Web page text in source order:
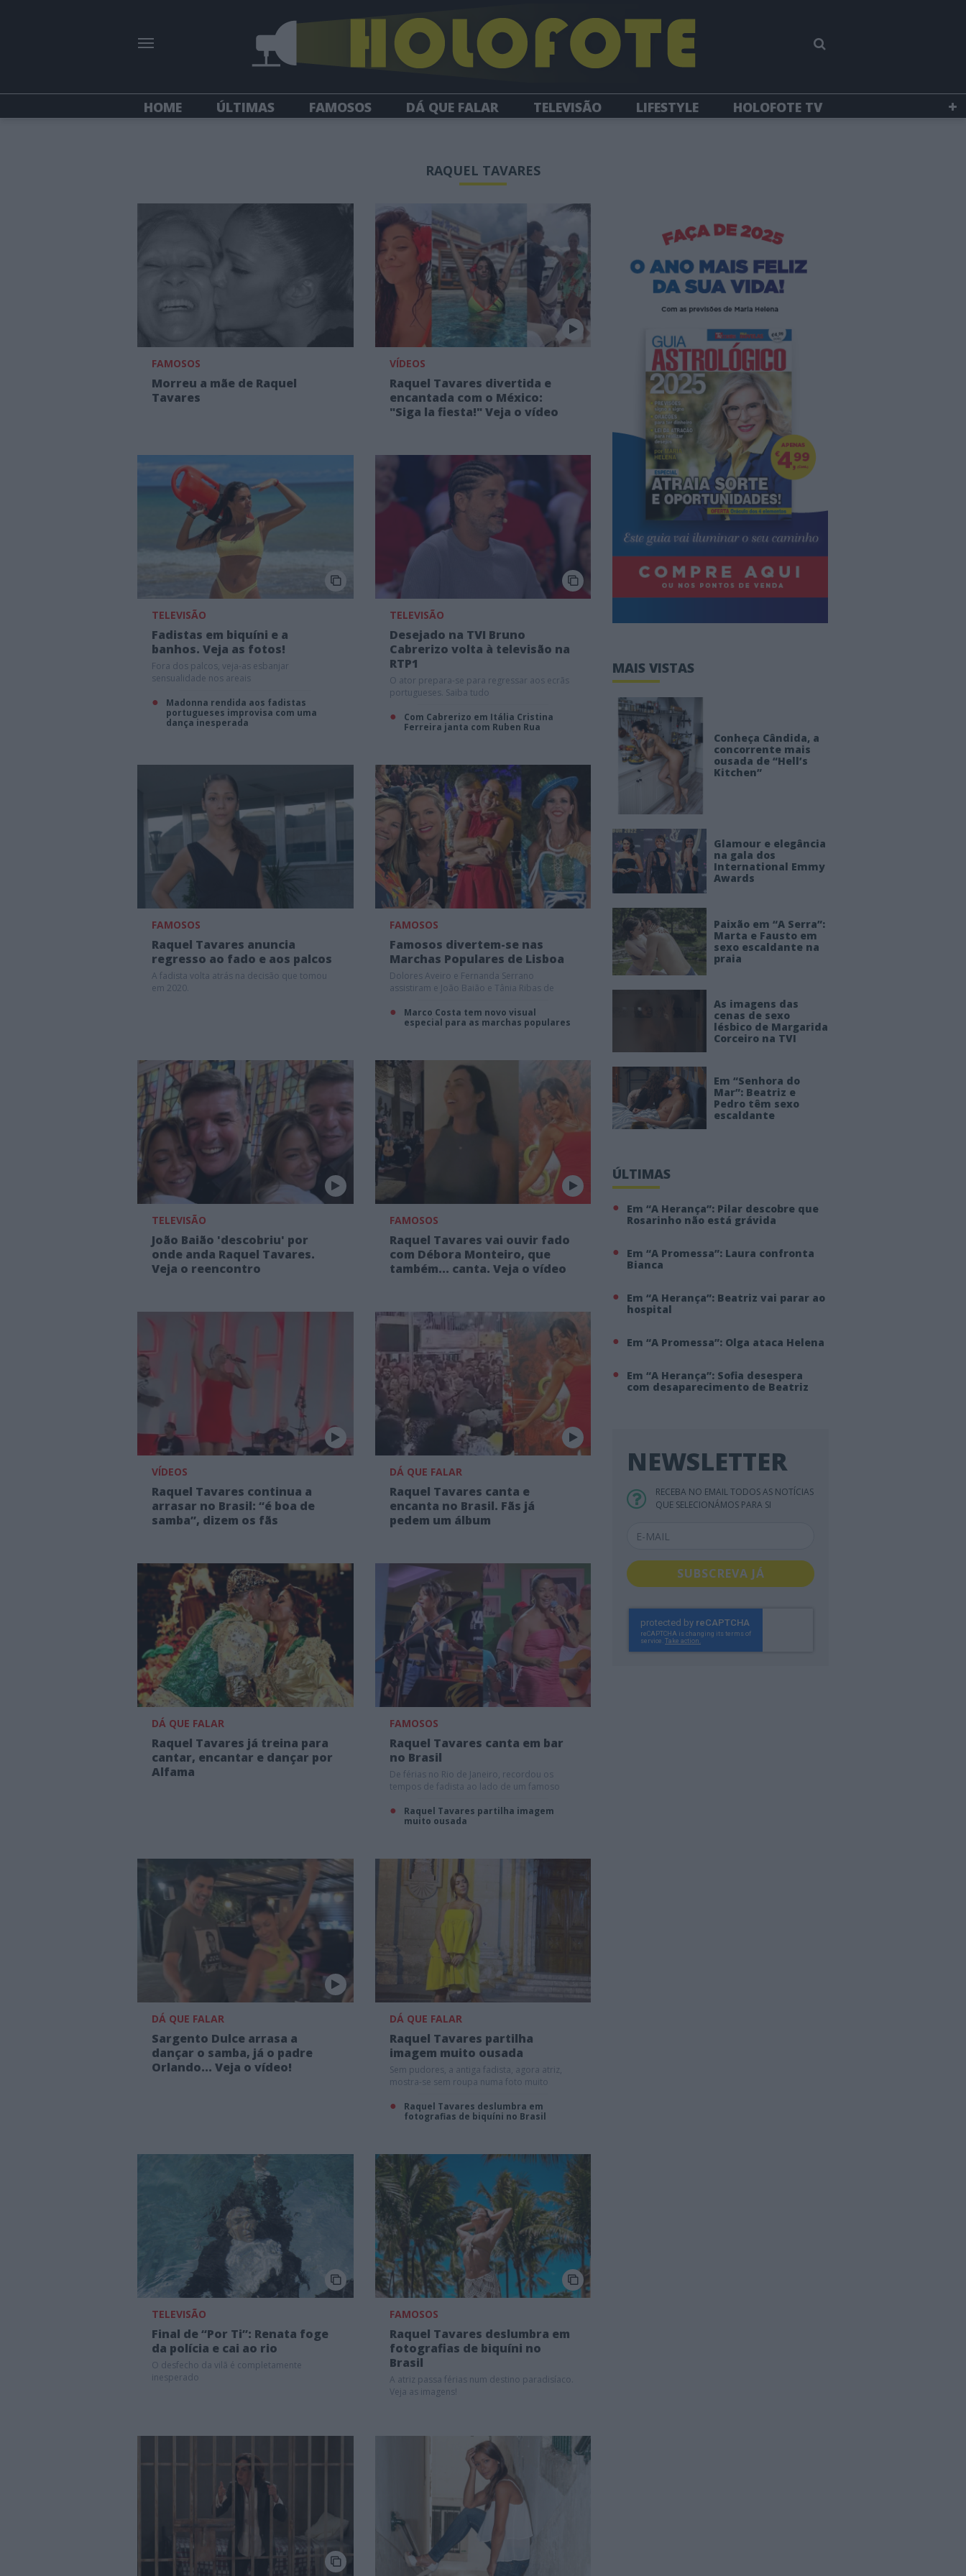
HOME ÚLTIMAS FAMOSOS DÁ QUE FALAR TELEVISÃO LIFESTYLE
HOLOFOTE TV
RAQUEL TAVARES
FAMOSOS
Morreu a mãe de Raquel
Tavares
VÍDEOS
Raquel Tavares divertida e
encantada com o México:
"Siga la fiesta!" Veja o vídeo
TELEVISÃO
Fadistas em biquíni e a
banhos. Veja as fotos!
Fora dos palcos, veja-as esbanjar
sensualidade nos areais
Madonna rendida aos fadistas
portugueses improvisa com uma
dança inesperada
TELEVISÃO
Desejado na TVI Bruno
Cabrerizo volta à televisão na
RTP1
O ator prepara-se para regressar aos ecrãs
portugueses. Saiba tudo
Com Cabrerizo em Itália Cristina
Ferreira janta com Ruben Rua
FAMOSOS
Raquel Tavares anuncia
regresso ao fado e aos palcos
A fadista volta atrás na decisão que tomou
em 2020.
FAMOSOS
Famosos divertem-se nas
Marchas Populares de Lisboa
Dolores Aveiro e Fernanda Serrano
assistiram e João Baião e Tânia Ribas de
famosos!
Marco Costa tem novo visual
especial para as marchas populares
TELEVISÃO
João Baião 'descobriu' por
onde anda Raquel Tavares.
Veja o reencontro
FAMOSOS
Raquel Tavares vai ouvir fado
com Débora Monteiro, que
também... canta. Veja o vídeo
VÍDEOS
Raquel Tavares continua a
arrasar no Brasil: “é boa de
samba”, dizem os fãs
DÁ QUE FALAR
Raquel Tavares canta e
encanta no Brasil. Fãs já
pedem um álbum
DÁ QUE FALAR
Raquel Tavares já treina para
cantar, encantar e dançar por
Alfama
FAMOSOS
Raquel Tavares canta em bar
no Brasil
De férias no Rio de Janeiro, recordou os
tempos de fadista ao lado de um famoso
Raquel Tavares partilha imagem
muito ousada
DÁ QUE FALAR
Sargento Dulce arrasa a
dançar o samba, já o padre
Orlando... Veja o vídeo!
DÁ QUE FALAR
Raquel Tavares partilha
imagem muito ousada
Sem pudores, a antiga fadista, agora atriz,
mostra-se sem roupa numa foto muito
Raquel Tavares deslumbra em
fotografias de biquíni no Brasil
TELEVISÃO
Final de “Por Ti”: Renata foge
da polícia e cai ao rio
O desfecho da vilã é completamente
inesperado
FAMOSOS
Raquel Tavares deslumbra em
fotografias de biquíni no
Brasil
A atriz passa férias num destino paradisíaco.
Veja as imagens!
MAIS VISTAS
Conheça Cândida, a
concorrente mais
ousada de “Hell’s
Kitchen”
Glamour e elegância
na gala dos
International Emmy
Awards
Paixão em “A Serra”:
Marta e Fausto em
sexo escaldante na
praia
As imagens das
cenas de sexo
lésbico de Margarida
Corceiro na TVI
Em “Senhora do
Mar”: Beatriz e
Pedro têm sexo
escaldante
ÚLTIMAS
Em “A Herança”: Pilar descobre que
Rosarinho não está grávida
Em “A Promessa”: Laura confronta
Bianca
Em “A Herança”: Beatriz vai parar ao
hospital
Em “A Promessa”: Olga ataca Helena
Em “A Herança”: Sofia desespera
com desaparecimento de Beatriz
NEWSLETTER
RECEBA NO EMAIL TODOS AS NOTÍCIAS
QUE SELECIONÁMOS PARA SI
SUBSCREVA JÁ